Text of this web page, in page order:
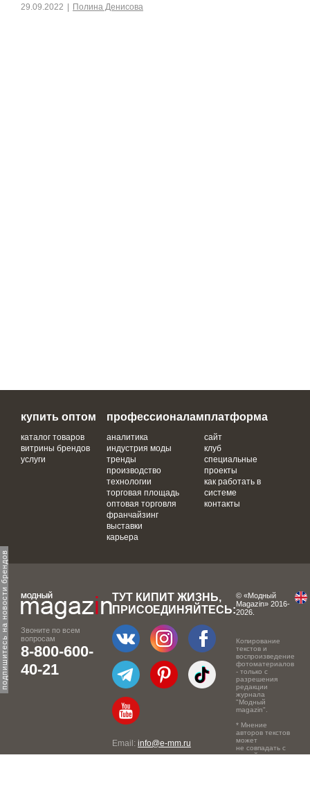
подпишитесь на новости брендов
29.09.2022 Полина Денисова
купить оптом
каталог товаров
витрины брендов
услуги
профессионалам
аналитика
индустрия моды
тренды
производство
технологии
торговая площадь
оптовая торговля
франчайзинг
выставки
карьера
платформа
сайт
клуб
специальные
проекты
как работать в
системе
контакты
Звоните по всем
вопросам
8-800-600-
40-21
ТУТ КИПИТ ЖИЗНЬ,
ПРИСОЕДИНЯЙТЕСЬ:
Email: info@e-mm.ru
© «Модный
Magazin» 2016-
2026.
Копирование
текстов и
воспроизведение
фотоматериалов
- только с
разрешения
редакции
журнала
"Модный
magazin".
* Мнение
авторов текстов
может
не совпадать с
точкой зрения